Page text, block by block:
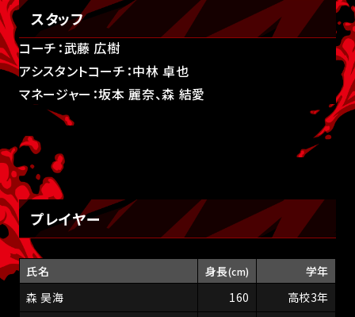
スタッフ
コーチ：武藤 広樹
アシスタントコーチ：中林 卓也
マネージャー：坂本 麗奈、森 結愛
プレイヤー
氏名 身長(cm)
学年
森 昊海
160
高校3年